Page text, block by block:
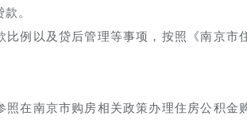
。
例以及贷后管理等事项，按照《南京市
在南京市购房相关政策办理住房公积金